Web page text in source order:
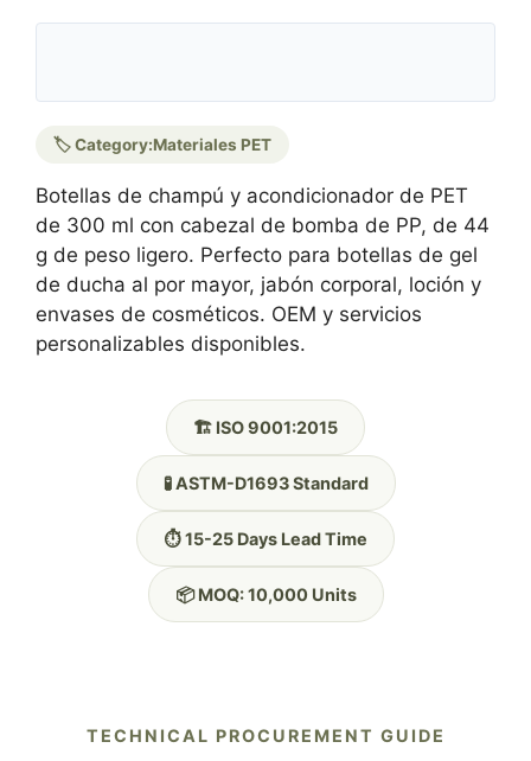
🏷️ Category:Materiales PET
Botellas de champú y acondicionador de PET
de 300 ml con cabezal de bomba de PP, de 44
g de peso ligero. Perfecto para botellas de gel
de ducha al por mayor, jabón corporal, loción y
envases de cosméticos. OEM y servicios
personalizables disponibles.
🏗️ ISO 9001:2015
🧪 ASTM-D1693 Standard
⏱️ 15-25 Days Lead Time
📦 MOQ: 10,000 Units
TECHNICAL PROCUREMENT GUIDE